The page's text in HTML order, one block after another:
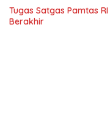
Tugas Satgas Pamtas RI
Berakhir